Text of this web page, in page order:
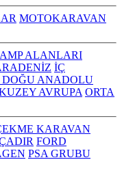
MOTOKARAVAN
ALANLARI
İÇ
ANADOLU
AVRUPA ORTA
KARAVAN
FORD
PSA GRUBU